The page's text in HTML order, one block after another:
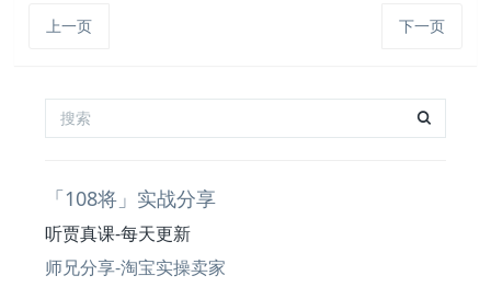
上一页 下一页
「108将」实战分享
听贾真课-每天更新
师兄分享-淘宝实操卖家